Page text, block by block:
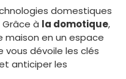
domestiques
à la domotique,
maison en un espace
dévoile les clés
anticiper les